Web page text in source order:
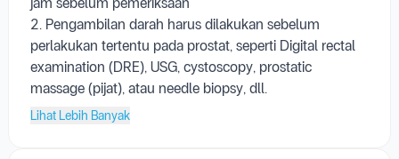
2. Pengambilan darah harus dilakukan sebelum
perlakukan tertentu pada prostat, seperti Digital rectal
examination (DRE), USG, cystoscopy, prostatic
massage (pijat), atau needle biopsy, dll.
Lihat Lebih Banyak